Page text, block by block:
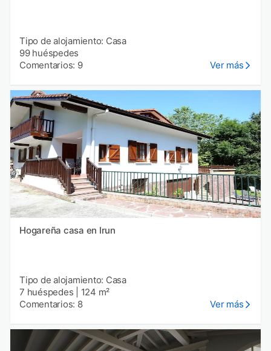
Tipo de alojamiento: Casa
99 huéspedes
Comentarios: 9
Ver más
Hogareña casa en Irun
Tipo de alojamiento: Casa
7 huéspedes
124 m²
Comentarios: 8
Ver más